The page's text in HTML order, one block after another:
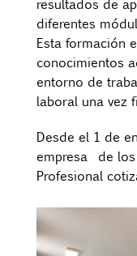
diferentes
Esta formación
conocimientos
entorno de
laboral una vez
Desde el 1 de
empresa de los
Profesional